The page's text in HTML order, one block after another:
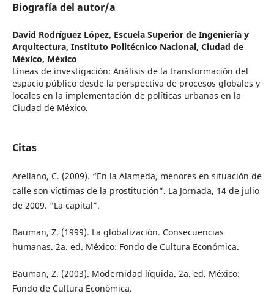
Biografía del autor/a
David Rodríguez López, Escuela Superior de Ingeniería y
Arquitectura, Instituto Politécnico Nacional, Ciudad de
México, México
Líneas de investigación: Análisis de la transformación del
espacio público desde la perspectiva de procesos globales y
locales en la implementación de políticas urbanas en la
Ciudad de México.
Citas
Arellano, C. (2009). “En la Alameda, menores en situación de
calle son víctimas de la prostitución”. La Jornada, 14 de julio
de 2009. “La capital”.
Bauman, Z. (1999). La globalización. Consecuencias
humanas. 2a. ed. México: Fondo de Cultura Económica.
Bauman, Z. (2003). Modernidad líquida. 2a. ed. México:
Fondo de Cultura Económica.